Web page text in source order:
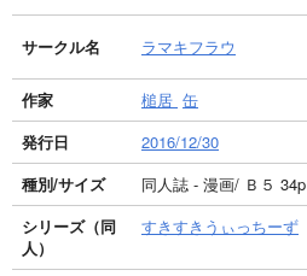
サークル名 ラマキフラウ
作家 槌居 缶
発行日
2016/12/30
種別/サイズ
同人誌 - 漫画/ Ｂ５ 34p
シリーズ（同
人）
すきすきうぃっちーず